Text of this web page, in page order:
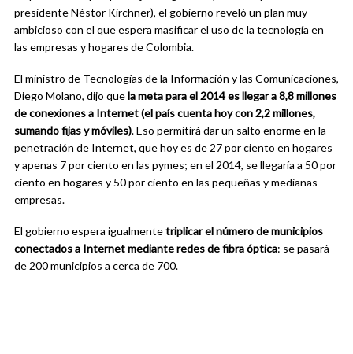
presidente Néstor Kirchner), el gobierno reveló un plan muy
ambicioso con el que espera masificar el uso de la tecnología en
las empresas y hogares de Colombia.
El ministro de Tecnologías de la Información y las Comunicaciones,
Diego Molano, dijo quela meta para el 2014 es llegar a 8,8 millones
de conexiones a Internet (el país cuenta hoy con 2,2 millones,
sumando fijas y móviles). Eso permitirá dar un salto enorme en la
penetración de Internet, que hoy es de 27 por ciento en hogares
y apenas 7 por ciento en las pymes; en el 2014, se llegaría a 50 por
ciento en hogares y 50 por ciento en las pequeñas y medianas
empresas.
El gobierno espera igualmentetriplicar el número de municipios
conectados a Internet mediante redes de fibra óptica: se pasará
de 200 municipios a cerca de 700.